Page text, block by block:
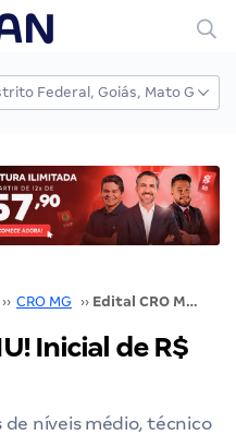
›› CRO MG ›› Edital CRO MG: SAIU! Inicial de R$ 4,8 mil; veja!
Inicial de R$
de níveis médio, técnico